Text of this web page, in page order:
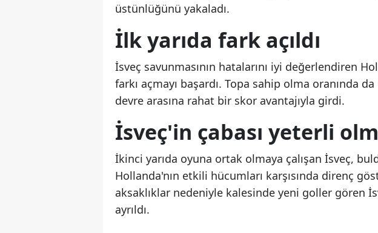
Kastamonu
Kayseri
Kırklareli
Kırşehir
Kocaeli
Konya
üstünlüğünü yakaladı.
İlk yarıda fark açıldı
İsveç savunmasının hatalarını iyi değerlendiren
farkı açmayı başardı. Topa sahip olma oranında
devre arasına rahat bir skor avantajıyla girdi.
İsveç'in çabası yeterli
İkinci yarıda oyuna ortak olmaya çalışan İsveç,
Hollanda'nın etkili hücumları karşısında direnç
aksaklıklar nedeniyle kalesinde yeni goller gören
ayrıldı.
CHP'den